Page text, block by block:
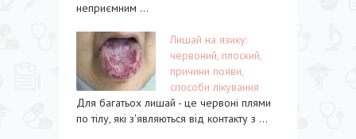
неприємним ...
Лишай на язику:
червоний, плоский,
причини появи,
способи лікування
Для багатьох лишай - це червоні плями
по тілу, які з'являються від контакту з ...